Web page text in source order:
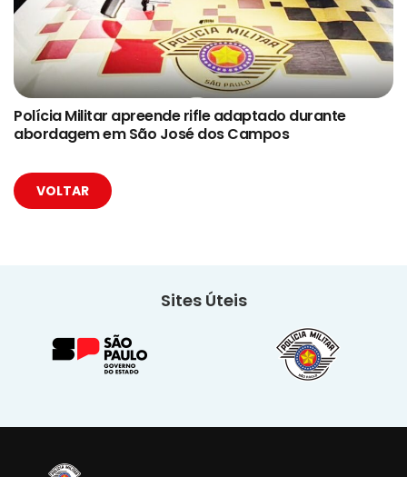
Polícia Militar apreende rifle adaptado durante
abordagem em São José dos Campos
VOLTAR
Sites Úteis